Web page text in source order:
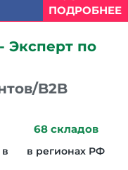
ПОДРОБНЕЕ
по
B2B
68 складов
в регионах РФ